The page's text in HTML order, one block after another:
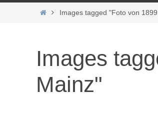
HomeImages tagged "Foto von
Images
Mainz"